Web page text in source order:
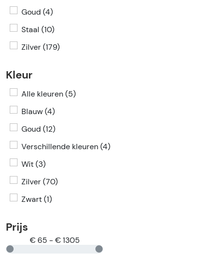
Goud (4)
Staal (10)
Zilver (179)
Kleur
Alle kleuren (5)
Blauw (4)
Goud (12)
Verschillende kleuren (4)
Wit (3)
Zilver (70)
Zwart (1)
Prijs
€ 65 - € 1305